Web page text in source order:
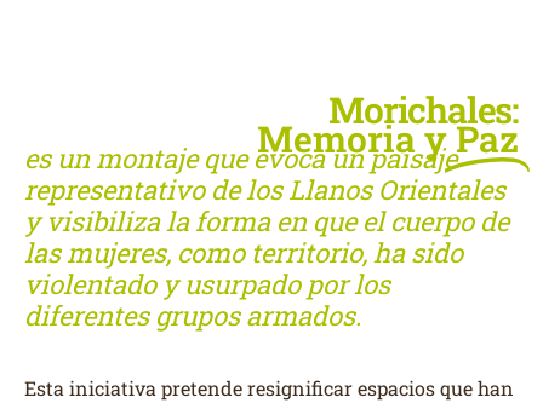
Morichales:
Memoria yPaz
es un montaje que evoca un paisaje
representativo de los Llanos Orientales
y visibiliza la forma en que el cuerpo de
las mujeres, como territorio, ha sido
violentado y usurpado por los
diferentes grupos armados.
Esta iniciativa pretende resignificar espacios que han